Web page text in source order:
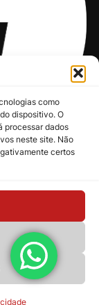
como
dispositivo. O
processar dados
neste site. Não
certos